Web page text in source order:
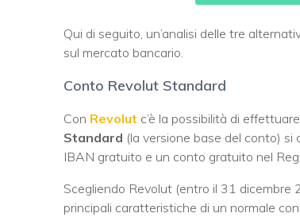
Qui di seguito, un’analisi delle tre
sul mercato bancario.
Conto Revolut Standard
Con Revolut c’è la possibilità di
Standard (la versione base del conto)
IBAN gratuito e un conto gratuito nel
Scegliendo Revolut (entro il 31 dicembre
principali caratteristiche di un normale